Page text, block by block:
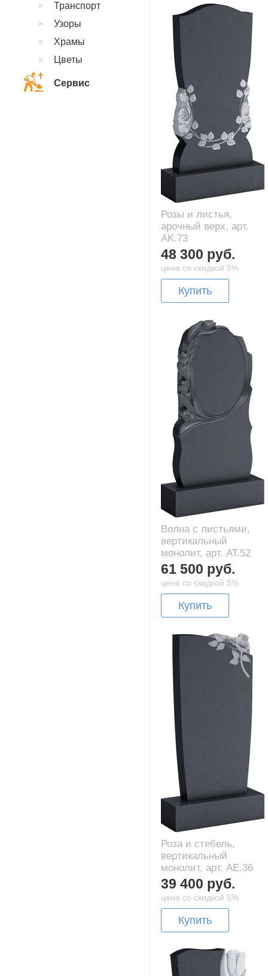
Розы и листья,
арочный верх, арт.
AK.73
48 300 руб.
цена со скидкой 5%
Купить
Волна с листьями,
вертикальный
монолит, арт. AT.52
61 500 руб.
цена со скидкой 5%
Купить
Роза и стебель,
вертикальный
монолит, арт. AE.36
39 400 руб.
цена со скидкой 5%
Купить
Транспорт
Узоры
Храмы
Цветы
Сервис